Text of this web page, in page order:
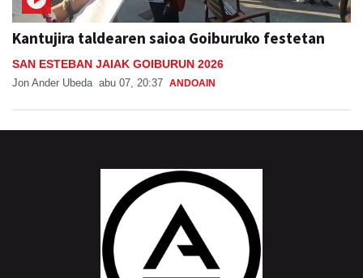
Kantujira taldearen saioa Goiburuko festetan
SAN ESTEBAN JAIAK GOIBURUN 2026
Jon Ander Ubeda abu 07, 20:37 ANDOAIN